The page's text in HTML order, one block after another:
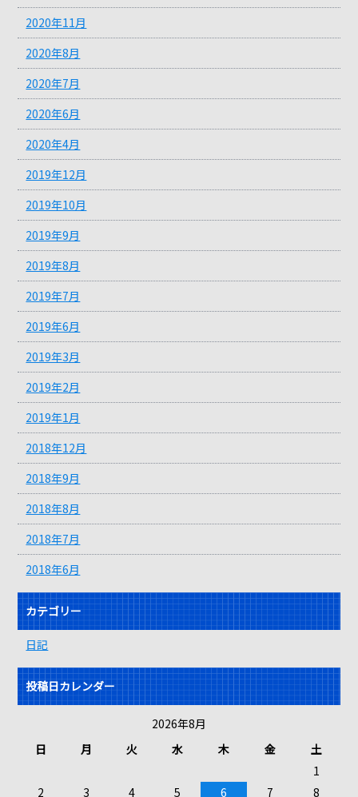
2020年11月
2020年8月
2020年7月
2020年6月
2020年4月
2019年12月
2019年10月
2019年9月
2019年8月
2019年7月
2019年6月
2019年3月
2019年2月
2019年1月
2018年12月
2018年9月
2018年8月
2018年7月
2018年6月
カテゴリー
日記
投稿日カレンダー
2026年8月
日
月 火 水 木 金
土
1
2
3 4 5 6 7 8